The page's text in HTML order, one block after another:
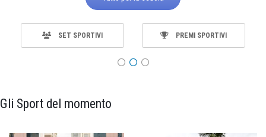
SET SPORTIVI PREMI SPORTIVI
Gli Sport del momento